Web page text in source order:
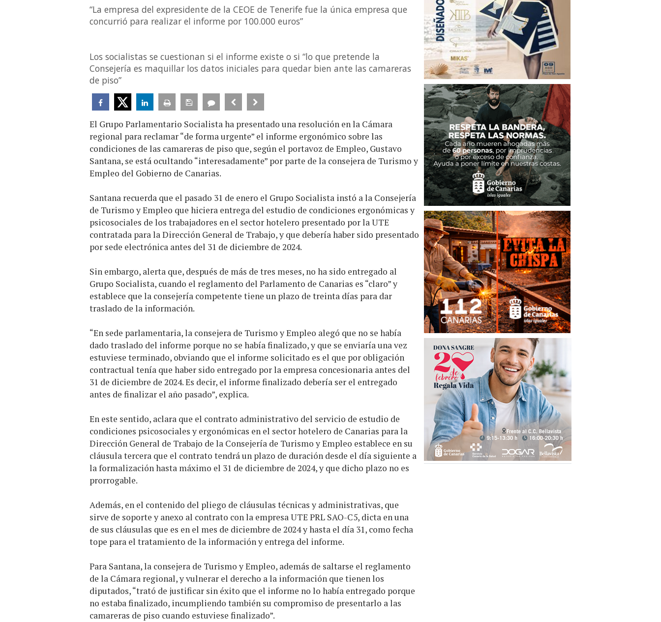
“La empresa del expresidente de la CEOE de Tenerife fue la única empresa que
concurrió para realizar el informe por 100.000 euros”
Los socialistas se cuestionan si el informe existe o si “lo que pretende la
Consejería es maquillar los datos iniciales para quedar bien ante las camareras
de piso”
El Grupo Parlamentario Socialista ha presentado una resolución en la Cámara
regional para reclamar “de forma urgente” el informe ergonómico sobre las
condiciones de las camareras de piso que, según el portavoz de Empleo, Gustavo
Santana, se está ocultando “interesadamente” por parte de la consejera de Turismo y
Empleo del Gobierno de Canarias.
Santana recuerda que el pasado 31 de enero el Grupo Socialista instó a la Consejería
de Turismo y Empleo que hiciera entrega del estudio de condiciones ergonómicas y
psicosociales de los trabajadores en el sector hotelero presentado por la UTE
contratada para la Dirección General de Trabajo, y que debería haber sido presentado
por sede electrónica antes del 31 de diciembre de 2024.
Sin embargo, alerta que, después de más de tres meses, no ha sido entregado al
Grupo Socialista, cuando el reglamento del Parlamento de Canarias es “claro” y
establece que la consejería competente tiene un plazo de treinta días para dar
traslado de la información.
“En sede parlamentaria, la consejera de Turismo y Empleo alegó que no se había
dado traslado del informe porque no se había finalizado, y que se enviaría una vez
estuviese terminado, obviando que el informe solicitado es el que por obligación
contractual tenía que haber sido entregado por la empresa concesionaria antes del
31 de diciembre de 2024. Es decir, el informe finalizado debería ser el entregado
antes de finalizar el año pasado”, explica.
En este sentido, aclara que el contrato administrativo del servicio de estudio de
condiciones psicosociales y ergonómicas en el sector hotelero de Canarias para la
Dirección General de Trabajo de la Consejería de Turismo y Empleo establece en su
cláusula tercera que el contrato tendrá un plazo de duración desde el día siguiente a
la formalización hasta máximo el 31 de diciembre de 2024, y que dicho plazo no es
prorrogable.
Además, en el contenido del pliego de cláusulas técnicas y administrativas, que
sirve de soporte y anexo al contrato con la empresa UTE PRL SAO-C5, dicta en una
de sus cláusulas que es en el mes de diciembre de 2024 y hasta el día 31, como fecha
tope para el tratamiento de la información y entrega del informe.
Para Santana, la consejera de Turismo y Empleo, además de saltarse el reglamento
de la Cámara regional, y vulnerar el derecho a la información que tienen los
diputados, “trató de justificar sin éxito que el informe no lo había entregado porque
no estaba finalizado, incumpliendo también su compromiso de presentarlo a las
camareras de piso cuando estuviese finalizado”.